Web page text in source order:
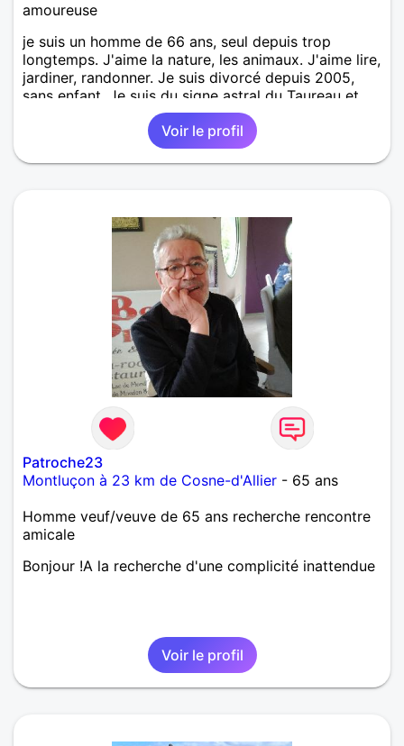
amoureuse
je suis un homme de 66 ans, seul depuis trop
longtemps. J'aime la nature, les animaux. J'aime lire,
jardiner, randonner. Je suis divorcé depuis 2005,
sans enfant. Je suis du signe astral du Taureau et
j'ai remarqué certaines affinités avec des femmes
du signe de la Vierge. J'aimerais rencontrer une
femme simple entre 60 et 68 ans, mince, coquette,
qui prend soin d'elle-même. Femme de couleur
Voir le profil
Patroche23
Montluçon à 23 km de Cosne-d'Allier - 65 ans
Homme veuf/veuve de 65 ans recherche rencontre
amicale
Bonjour !A la recherche d'une complicité inattendue
Voir le profil